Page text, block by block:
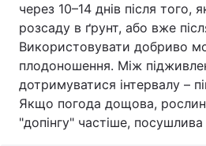
через 10–14 днів після того,
розсаду в ґрунт, або вже
Використовувати добриво
плодоношення. Між
дотримуватися інтервалу –
Якщо погода дощова,
"допінгу" частіше,